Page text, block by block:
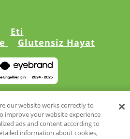
Eti
Glutensiz Hayat
our website works correctly to
improve your website experience
ads and content according to
information about cookies,